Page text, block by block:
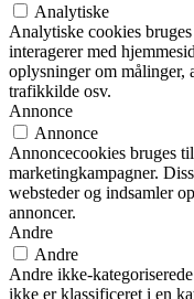
Analytiske
Analytiske cookies
interagerer med
oplysninger om målinger,
trafikkilde osv.
Annonce
Annonce
Annoncecookies bruges
marketingkampagner.
websteder og indsamler
annoncer.
Andre
Andre
Andre ikke-
ikke er klassificeret i en